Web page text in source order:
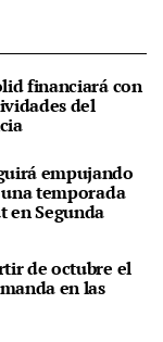
financiará con
del
empujando
temporada
en Segunda
de octubre el
en las